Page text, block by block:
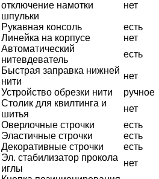
отключение намотки
шпульки
нет
Рукавная консоль
есть
Линейка на корпусе
нет
Автоматический
нитевдеватель
есть
Быстрая заправка нижней
нити
нет
Устройство обрезки нити
ручное
Столик для квилтинга и
шитья
нет
Оверлочные строчки
есть
Эластичные строчки
есть
Декоративные строчки
есть
Эл. стабилизатор прокола
иглы
нет